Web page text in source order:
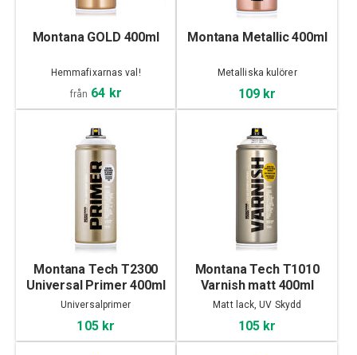
Montana GOLD 400ml
Hemmafixarnas val!
från 64 kr
Montana Metallic 400ml
Metalliska kulörer
109 kr
Montana Tech T2300
Universal Primer 400ml
Universalprimer
105 kr
Montana Tech T1010
Varnish matt 400ml
Matt lack, UV Skydd
105 kr